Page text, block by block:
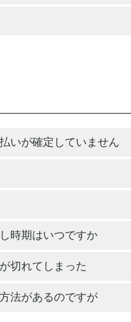
いが確定していません
時期はいつですか
切れてしまった
法があるのですが